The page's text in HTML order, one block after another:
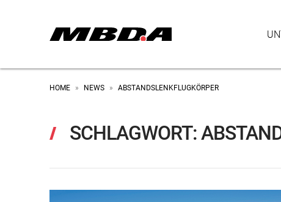
HOME » NEWS » ABSTANDSLENKFLUGKÖRPER
SCHLAGWORT: